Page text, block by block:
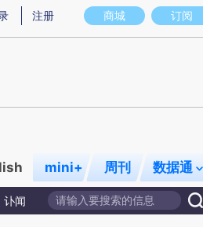
图存在偏差。不代表财新观点和立场。推荐
商城 订阅
注册
mini+ 周刊 数据通
讣闻